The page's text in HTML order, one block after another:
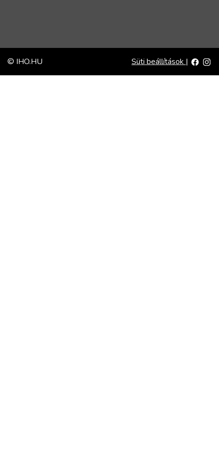
© IHO.HU Süti beállítások |